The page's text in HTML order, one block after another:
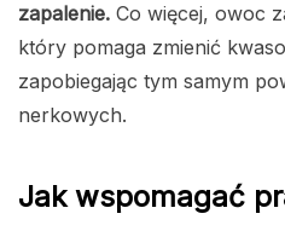
zapalenie. Co więcej, owoc
który pomaga zmienić
zapobiegając tym samym
nerkowych.
Jak wspomagać